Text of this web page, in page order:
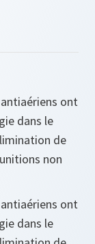
ont
dans le
de
non
ont
dans le